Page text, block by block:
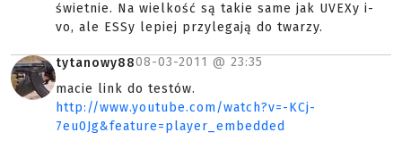
świetnie. Na wielkość są takie same jak UVEXy i-
vo, ale ESSy lepiej przylegają do twarzy.
tytanowy8808-03-2011 @ 23:35
macie link do testów.
http://www.youtube.com/watch?v=-KCj-
7eu0Jg&feature=player_embedded